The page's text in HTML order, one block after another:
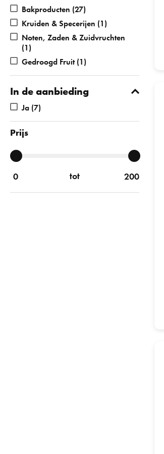
Bakproducten (27)
Kruiden & Specerijen (1)
Noten, Zaden & Zuidvruchten
(1)
Gedroogd Fruit(1)
In de aanbieding
Ja (7)
Prijs
tot